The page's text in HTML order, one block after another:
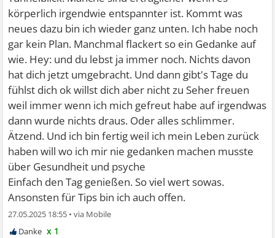
körperlich irgendwie entspannter ist. Kommt was
neues dazu bin ich wieder ganz unten. Ich habe noch
gar kein Plan. Manchmal flackert so ein Gedanke auf
wie. Hey: und du lebst ja immer noch. Nichts davon
hat dich jetzt umgebracht. Und dann gibt's Tage du
fühlst dich ok willst dich aber nicht zu Seher freuen
weil immer wenn ich mich gefreut habe auf irgendwas
dann wurde nichts draus. Oder alles schlimmer.
Ätzend. Und ich bin fertig weil ich mein Leben zurück
haben will wo ich mir nie gedanken machen musste
über Gesundheit und psyche
Einfach den Tag genießen. So viel wert sowas.
Ansonsten für Tips bin ich auch offen.
27.05.2025 18:55 •
x 1